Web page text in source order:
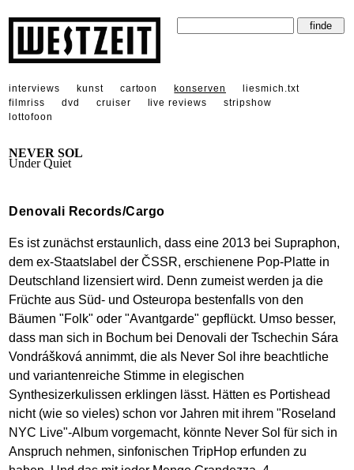
interviews kunst cartoon konserven
liesmich.txt
filmriss
dvd cruiser live reviews
stripshow
lottofoon
NEVER SOL
Under Quiet
Denovali Records/Cargo
Es ist zunächst erstaunlich, dass eine 2013 bei Supraphon,
dem ex-Staatslabel der ČSSR, erschienene Pop-Platte in
Deutschland lizensiert wird. Denn zumeist werden ja die
Früchte aus Süd- und Osteuropa bestenfalls von den
Bäumen "Folk" oder "Avantgarde" gepflückt. Umso besser,
dass man sich in Bochum bei Denovali der Tschechin Sára
Vondrášková annimmt, die als Never Sol ihre beachtliche
und variantenreiche Stimme in elegischen
Synthesizerkulissen erklingen lässt. Hätten es Portishead
nicht (wie so vieles) schon vor Jahren mit ihrem "Roseland
NYC Live"-Album vorgemacht, könnte Never Sol für sich in
Anspruch nehmen, sinfonischen TripHop erfunden zu